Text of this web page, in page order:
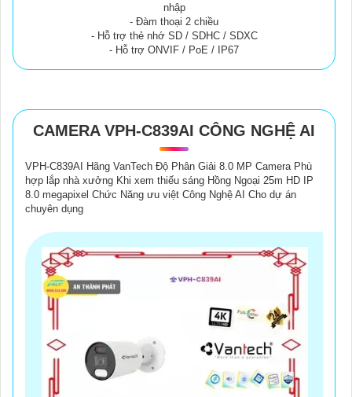
nhập
- Đàm thoại 2 chiều
- Hỗ trợ thẻ nhớ SD / SDHC / SDXC
- Hỗ trợ ONVIF / PoE / IP67
CAMERA VPH-C839AI CÔNG NGHỆ AI
VPH-C839AI Hãng VanTech Độ Phân Giải 8.0 MP Camera Phù
hợp lắp nhà xưởng Khi xem thiếu sáng Hồng Ngoại 25m HD IP
8.0 megapixel Chức Năng ưu việt Công Nghệ AI Cho dự án
chuyên dụng